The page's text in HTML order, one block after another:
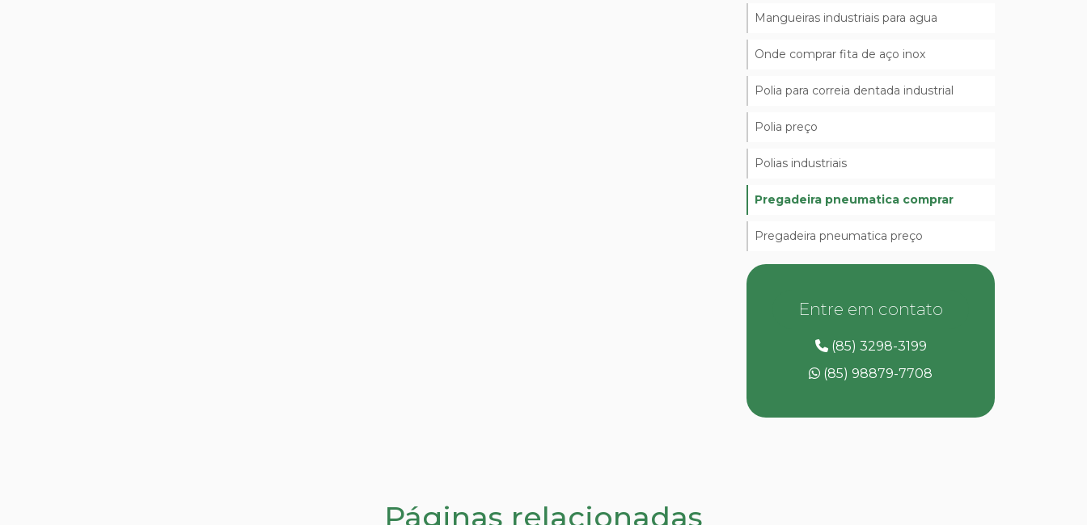
Mangueiras industriais para agua
Onde comprar fita de aço inox
Polia para correia dentada industrial
Polia preço
Polias industriais
Pregadeira pneumatica comprar
Pregadeira pneumatica preço
Entre em contato
(85) 3298-3199
(85) 98879-7708
Páginas relacionadas